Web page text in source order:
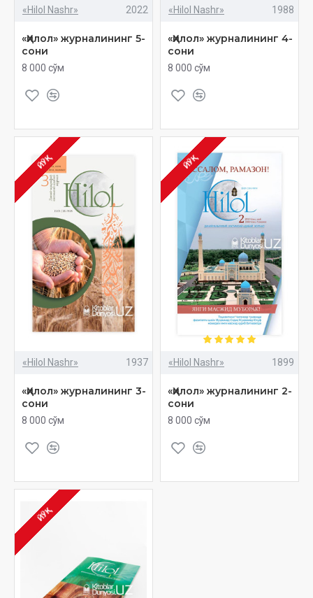
«Hilol Nashr» 2022
«Ҳилол» журналининг 5-
сони
8 000 сўм
«Hilol Nashr» 1988
«Ҳилол» журналининг 4-
сони
8 000 сўм
ЙЎҚ
«Hilol Nashr» 1937
«Ҳилол» журналининг 3-
сони
8 000 сўм
ЙЎҚ
«Hilol Nashr» 1899
«Ҳилол» журналининг 2-
сони
8 000 сўм
ЙЎҚ